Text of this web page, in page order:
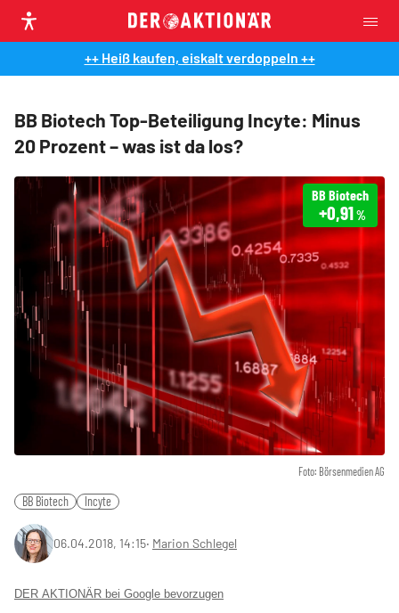
++ Heiß kaufen, eiskalt verdoppeln ++
BB Biotech Top-Beteiligung Incyte: Minus
20 Prozent – was ist da los?
Foto: Börsenmedien AG
BB Biotech
+0,91 %
BB Biotech Incyte
06.04.2018, 14:15‧ Marion Schlegel
DER AKTIONÄR bei Google bevorzugen